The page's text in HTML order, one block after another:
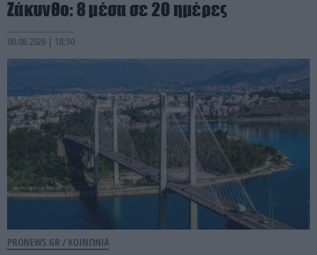
Ζάκυνθο: 8 μέσα σε 20 ημέρες
06.08.2026 | 18:50
PRONEWS.GR / ΚΟΙΝΩΝΙΑ